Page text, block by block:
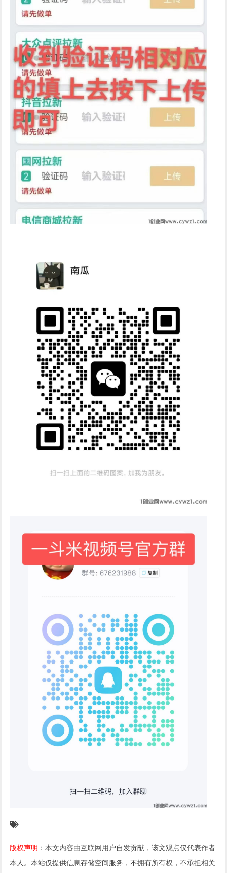
版权声明 ：本文内容由互联网用户自发贡献，该文观点仅代表作者
本人。本站仅提供信息存储空间服务，不拥有所有权，不承担相关